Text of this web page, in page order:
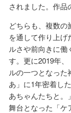
されました。作品
どちらも、複数
を通して作り上
ルさや前向きに働
す。更に2019年
ルの一つとなっ
あ」に1年密着し
あちゃんたちと。
舞台となった「ケ